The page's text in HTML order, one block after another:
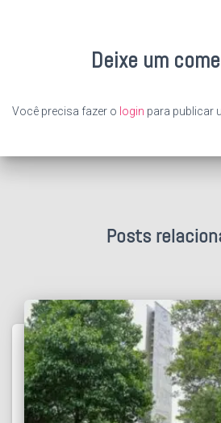
Deixe um
Você precisa fazer o login para publicar
Posts